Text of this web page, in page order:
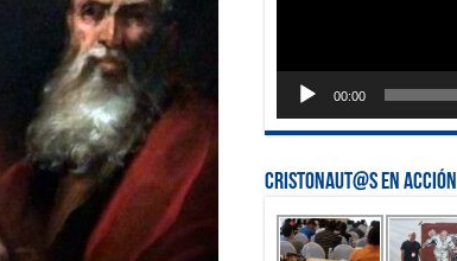
00:00
Cristonaut@s en Acción